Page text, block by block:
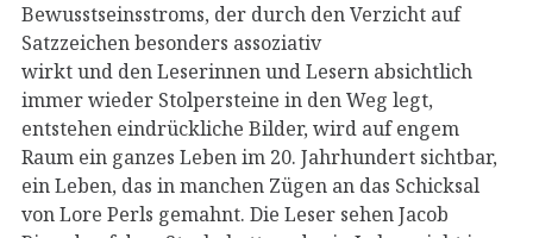
Bewusstseinsstroms, der durch den Verzicht auf
Satzzeichen besonders assoziativ
wirkt und den Leserinnen und Lesern absichtlich
immer wieder Stolpersteine in den Weg legt,
entstehen eindrückliche Bilder, wird auf engem
Raum ein ganzes Leben im 20. Jahrhundert sichtbar,
ein Leben, das in manchen Zügen an das Schicksal
von Lore Perls gemahnt. Die Leser sehen Jacob